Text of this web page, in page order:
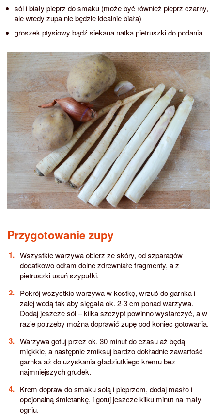
sól i biały pieprz do smaku (może być również pieprz czarny,
ale wtedy zupa nie będzie idealnie biała)
groszek ptysiowy bądź siekana natka pietruszki do podania
Przygotowanie zupy
Wszystkie warzywa obierz ze skóry, od szparagów
dodatkowo odłam dolne zdrewniałe fragmenty, a z
pietruszki usuń szypułki.
Pokrój wszystkie warzywa w kostkę, wrzuć do garnka i
zalej wodą tak aby sięgała ok. 2-3 cm ponad warzywa.
Dodaj jeszcze sól – kilka szczypt powinno wystarczyć, a w
razie potrzeby można doprawić zupę pod koniec gotowania.
Warzywa gotuj przez ok. 30 minut do czasu aż będą
miękkie, a następnie zmiksuj bardzo dokładnie zawartość
garnka aż do uzyskania gładziutkiego kremu bez
najmniejszych grudek.
Krem dopraw do smaku solą i pieprzem, dodaj masło i
opcjonalną śmietankę, i gotuj jeszcze kilku minut na mały
ogniu.